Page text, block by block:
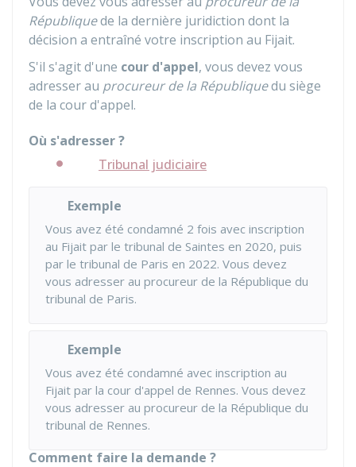
Républiquede la dernière juridiction dont la
décision a entraîné votre inscription au Fijait.
S'il s'agit d'une cour d'appel, vous devez vous
adresser au procureur de la Républiquedu siège
de la cour d'appel.
Où s'adresser ?
Tribunal judiciaire
Exemple
Vous avez été condamné 2 fois avec inscription
au Fijait par le tribunal de Saintes en 2020, puis
par le tribunal de Paris en 2022. Vous devez
vous adresser au procureur de la République du
tribunal de Paris.
Exemple
Vous avez été condamné avec inscription au
Fijait par la cour d'appel de Rennes. Vous devez
vous adresser au procureur de la République du
tribunal de Rennes.
Comment faire la demande ?